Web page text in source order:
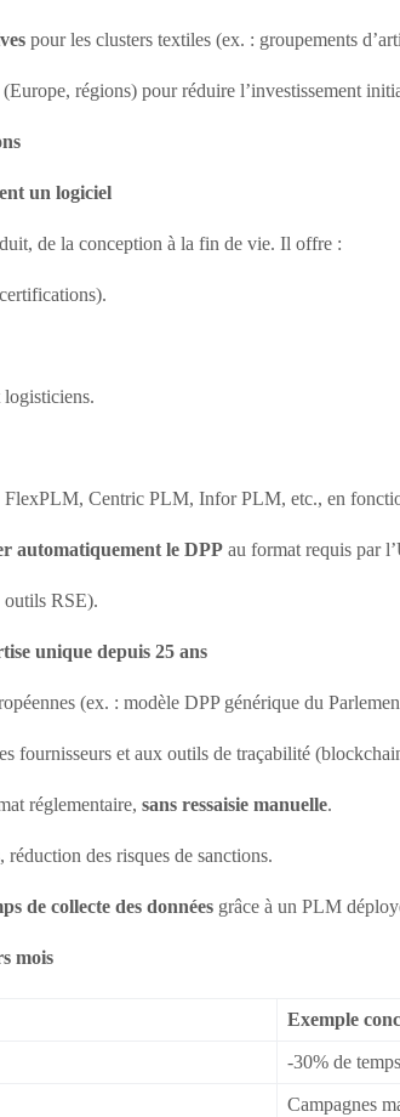
pour les clusters textiles (ex. : groupements
(Europe, régions) pour réduire l’investissement
un logiciel
de la conception à la fin de vie. Il offre :
logisticiens.
Centric PLM, Infor PLM, etc., en
automatiquement le DPP au format requis par
outils RSE).
unique depuis 25 ans
(ex. : modèle DPP générique du
fournisseurs et aux outils de traçabilité
réglementaire, sans ressaisie manuelle.
des risques de sanctions.
de collecte des données grâce à un PLM
mois
Exemple
-30% de
Campagnes